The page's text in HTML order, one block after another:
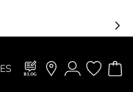
ES BLOG